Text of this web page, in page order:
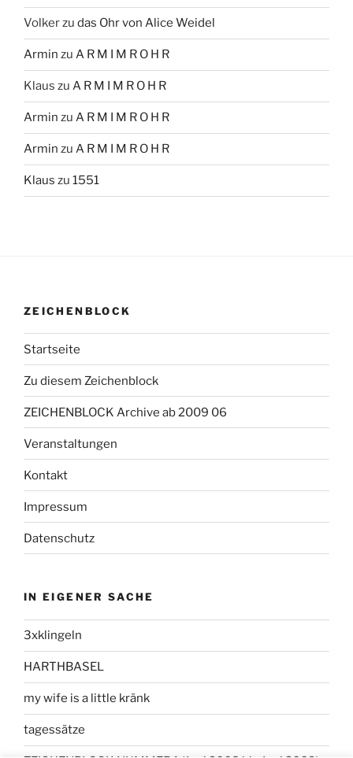
Volkerzu das Ohr von Alice Weidel
Armin zu A R M I M R O H R
Klaus zu A R M I M R O H R
Armin zu A R M I M R O H R
Armin zu A R M I M R O H R
Klaus zu 1551
ZEICHENBLOCK
Startseite
Zu diesem Zeichenblock
ZEICHENBLOCK Archive ab 2009 06
Veranstaltungen
Kontakt
Impressum
Datenschutz
IN EIGENER SACHE
3xklingeln
HARTHBASEL
my wife is a little kränk
tagessätze